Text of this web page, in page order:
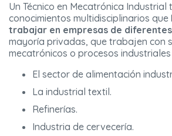
Un Técnico en Mecatrónica Industrial
conocimientos multidisciplinarios que
trabajar en empresas de
mayoría privadas, que trabajen con
mecatrónicos o procesos
El sector de alimentación
La industrial textil.
Refinerías.
Industria de cervecería.